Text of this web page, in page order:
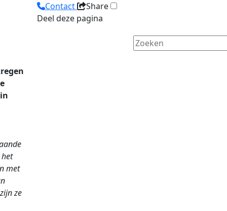
met
ze
Contact
Share
Deel deze pagina